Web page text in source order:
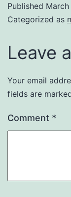
Published
Categorized as
Leave
Your email
fields are
Comment *